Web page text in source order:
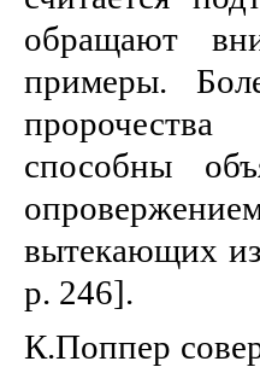
обpащают
пpимеpы.
способны
вытекающих
p. 246].
К.Поппеp